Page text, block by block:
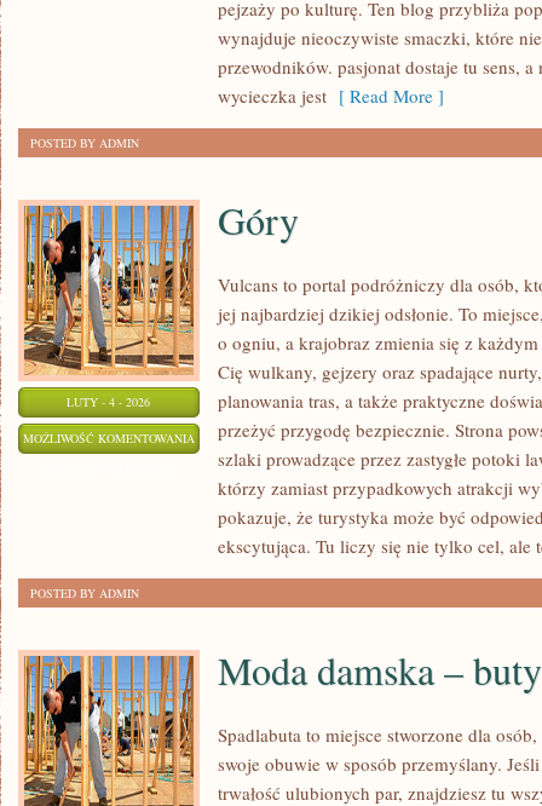
pejzaży po kulturę. Ten blog przybliża
wynajduje nieoczywiste smaczki, które
przewodników. pasjonat dostaje tu sens,
wycieczka jest [ Read More ]
POSTED BY ADMIN
LUTY - 4 - 2026
MOŻLIWOŚĆ KOMENTOWANIA GÓRY
Góry
Vulcans to portal podróżniczy dla osób,
jej najbardziej dzikiej odsłonie. To
o ogniu, a krajobraz zmienia się z
Cię wulkany, gejzery oraz spadające
planowania tras, a także praktyczne
przeżyć przygodę bezpiecznie. Strona
szlaki prowadzące przez zastygłe potoki
którzy zamiast przypadkowych atrakcji
pokazuje, że turystyka może być
ekscytująca. Tu liczy się nie tylko cel, ale
POSTED BY ADMIN
Moda damska – buty
Spadlabuta to miejsce stworzone dla
swoje obuwie w sposób przemyślany.
trwałość ulubionych par, znajdziesz tu